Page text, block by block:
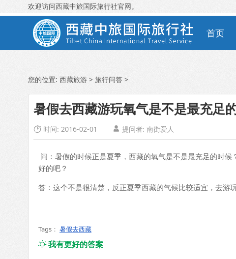
欢迎访问西藏中旅国际旅行社官网。
首页
您的位置: 西藏旅游 > 旅行问答 >
暑假去西藏游玩氧气是不是最充足
 时间: 2016-02-01  提问者: 南街爱人
问：暑假的时候正是夏季，西藏的氧气是不是最充足的时
好的吧？
答：这个不是很清楚，反正夏季西藏的气候比较适宜，去游
Tags： 暑假去西藏
我有更好的答案